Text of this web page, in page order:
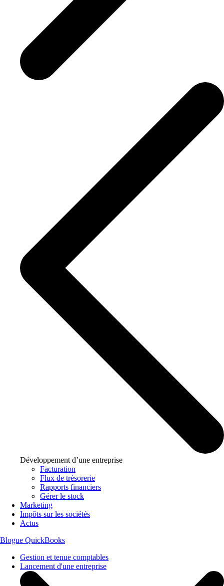
Développement d’une entreprise
Facturation
Flux de trésorerie
Rapports financiers
Gérer le stock
Marketing
Impôts sur les sociétés
Actus
Blogue QuickBooks
Gestion et tenue comptables
Lancement d'une entreprise